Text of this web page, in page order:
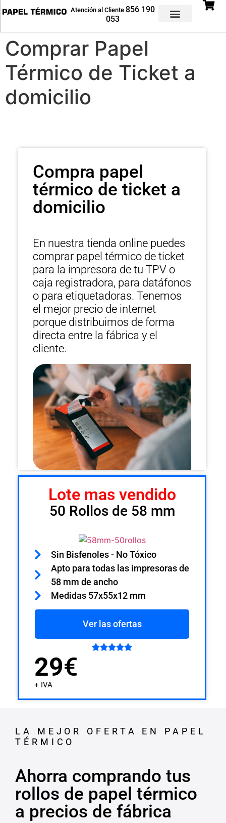
Atención al Cliente856 190
053
Comprar Papel
Térmico de Ticket a
domicilio
Compra papel
térmico de ticket a
domicilio
En nuestra tienda online puedes
comprar papel térmico de ticket
para la impresora de tu TPV o
caja registradora, para datáfonos
o para etiquetadoras. Tenemos
el mejor precio de internet
porque distribuimos de forma
directa entre la fábrica y el
cliente.
Lote mas vendido
50 Rollos de 58 mm
Sin Bisfenoles - No Tóxico
Apto para todas las impresoras de
58 mm de ancho
Medidas 57x55x12 mm
Ver las ofertas

29€
+ IVA
LA MEJOR OFERTA EN PAPEL
TÉRMICO
Ahorra comprando tus
rollos de papel térmico
a precios de fábrica